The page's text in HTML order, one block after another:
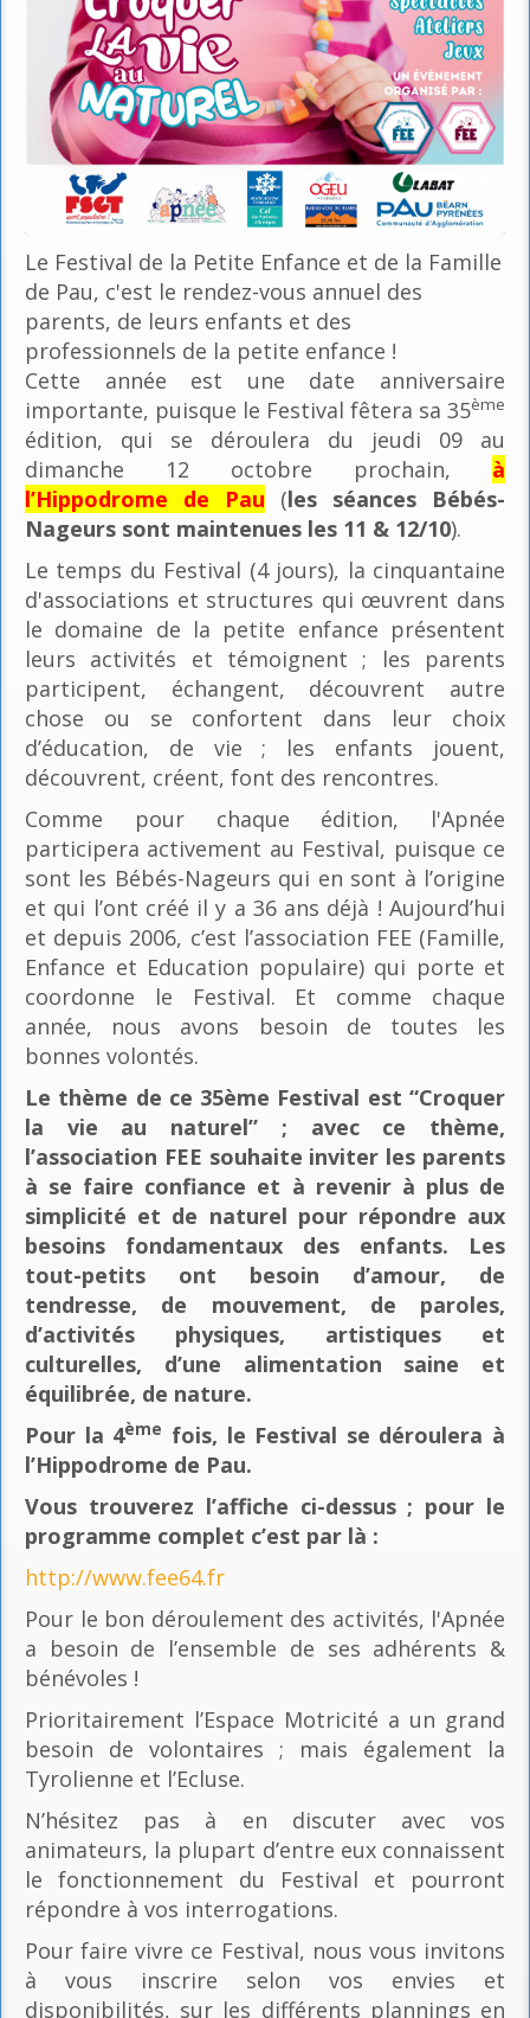
Le Festival de la Petite Enfance et de la Famille
de Pau, c'est le rendez-vous annuel des
parents, de leurs enfants et des
professionnels de la petite enfance !
Cette année est une date anniversaire
importante, puisque le Festival fêtera sa 35ème
édition, qui se déroulera du jeudi 09 au
dimanche 12 octobre prochain, à
l’Hippodrome de Pau (les séances Bébés-
Nageurs sont maintenues les 11 & 12/10).
Le temps du Festival (4 jours), la cinquantaine
d'associations et structures qui œuvrent dans
le domaine de la petite enfance présentent
leurs activités et témoignent ; les parents
participent, échangent, découvrent autre
chose ou se confortent dans leur choix
d’éducation, de vie ; les enfants jouent,
découvrent, créent, font des rencontres.
Comme pour chaque édition, l'Apnée
participera activement au Festival, puisque ce
sont les Bébés-Nageurs qui en sont à l’origine
et qui l’ont créé il y a 36 ans déjà ! Aujourd’hui
et depuis 2006, c’est l’association FEE (Famille,
Enfance et Education populaire) qui porte et
coordonne le Festival. Et comme chaque
année, nous avons besoin de toutes les
bonnes volontés.
Le thème de ce 35ème Festival est “Croquer
la vie au naturel” ; avec ce thème,
l’association FEE souhaite inviter les parents
à se faire confiance et à revenir à plus de
simplicité et de naturel pour répondre aux
besoins fondamentaux des enfants. Les
tout-petits ont besoin d’amour, de
tendresse, de mouvement, de paroles,
d’activités physiques, artistiques et
culturelles, d’une alimentation saine et
équilibrée, de nature.
Pour la 4ème fois, le Festival se déroulera à
l’Hippodrome de Pau.
Vous trouverez l’affiche ci-dessus ; pour le
programme complet c’est par là :
http://www.fee64.fr
Pour le bon déroulement des activités, l'Apnée
a besoin de l’ensemble de ses adhérents &
bénévoles !
Prioritairement l’Espace Motricité a un grand
besoin de volontaires ; mais également la
Tyrolienne et l’Ecluse.
N’hésitez pas à en discuter avec vos
animateurs, la plupart d’entre eux connaissent
le fonctionnement du Festival et pourront
répondre à vos interrogations.
Pour faire vivre ce Festival, nous vous invitons
à vous inscrire selon vos envies et
disponibilités, sur les différents plannings en